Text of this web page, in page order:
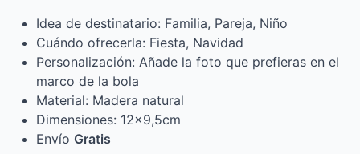
Idea de destinatario: Familia, Pareja, Niño
Cuándo ofrecerla: Fiesta, Navidad
Personalización: Añade la foto que prefieras en el
marco de la bola
Material: Madera natural
Dimensiones: 12×9,5cm
Envío Gratis